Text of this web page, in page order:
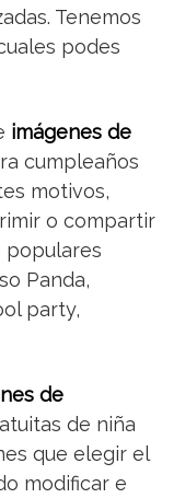
Tenemos
podes
imágenes de
cumpleaños
motivos,
o compartir
populares
Panda,
party,
de
de niña
que elegir el
modificar e